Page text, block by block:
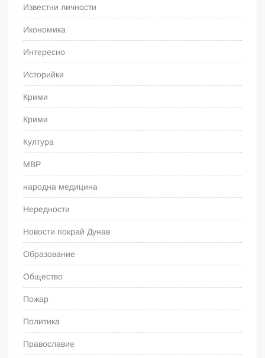
Известни личности
Икономика
Интересно
Историйки
Крими
Крими
Култура
МВР
народна медицина
Нередности
Новости покрай Дунав
Образование
Общество
Пожар
Политика
Православие